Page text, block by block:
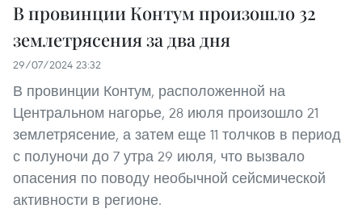
В провинции Контум произошло 32
землетрясения за два дня
29/07/2024 23:32
В провинции Контум, расположенной на
Центральном нагорье, 28 июля произошло 21
землетрясение, а затем еще 11 толчков в период
с полуночи до 7 утра 29 июля, что вызвало
опасения по поводу необычной сейсмической
активности в регионе.